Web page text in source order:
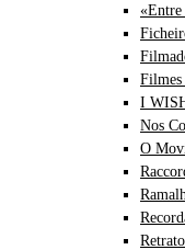
«Entre
Filmes
I
Nos
O